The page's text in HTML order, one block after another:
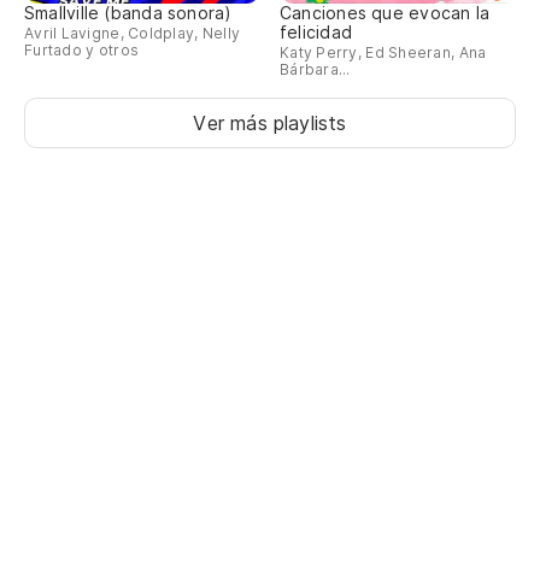
Smallville (banda sonora)
Avril Lavigne, Coldplay, Nelly
Furtado y otros
Canciones que evocan la
felicidad
Katy Perry, Ed Sheeran, Ana
Bárbara...
Ver más playlists